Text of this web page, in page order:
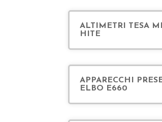
ALTIMETRI TESA
HITE
APPARECCHI
ELBO E660